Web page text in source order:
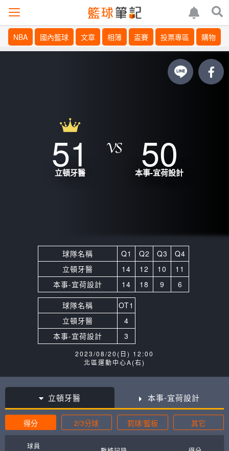
NBA 國內籃球 文章 相簿 盃賽 投票專區 購物
51
立頓牙醫 50
本事-宜荷設計
球隊名稱 Q1 Q2 Q3
Q4
立頓牙醫
14 12 10
11
本事-宜荷設計
14 18 9 6
球隊名稱
OT1
立頓牙醫
4
本事-宜荷設計
3
2023/08/20(日) 12:00
北區運動中心A(右)
立頓牙醫 本事-宜荷設計
得分 2/3分球 罰球/籃板 其它
球員